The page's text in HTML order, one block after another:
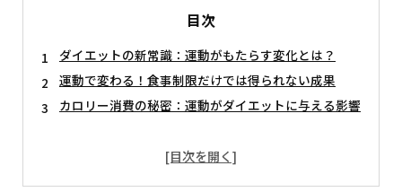
目次
ダイエットの新常識：運動がもたらす変化とは？
運動で変わる！食事制限だけでは得られない成果
カロリー消費の秘密：運動がダイエットに与える影響